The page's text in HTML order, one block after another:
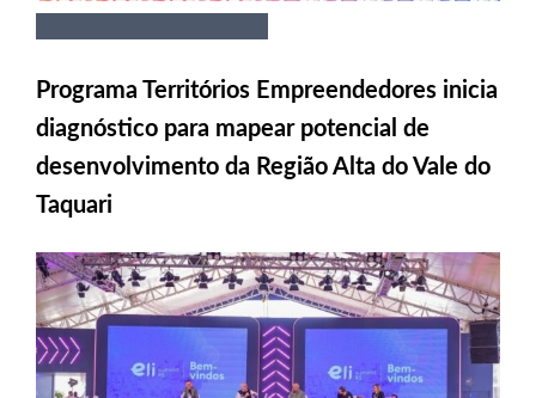
Programa Territórios Empreendedores inicia
diagnóstico para mapear potencial de
desenvolvimento da Região Alta do Vale do
Taquari